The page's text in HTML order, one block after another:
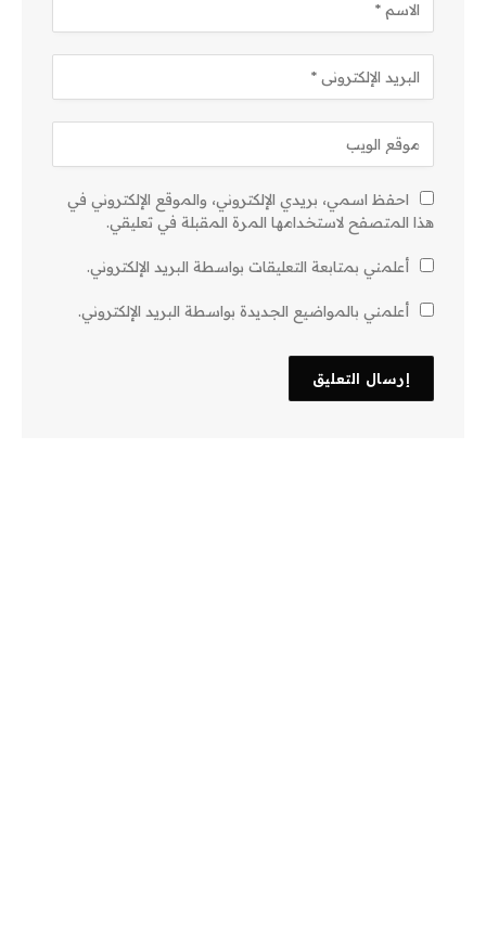
احفظ اسمي، بريدي الإلكتروني، والموقع الإلكتروني في
هذا المتصفح لاستخدامها المرة المقبلة في تعليقي.
أعلمني بمتابعة التعليقات بواسطة البريد الإلكتروني.
أعلمني بالمواضيع الجديدة بواسطة البريد الإلكتروني.